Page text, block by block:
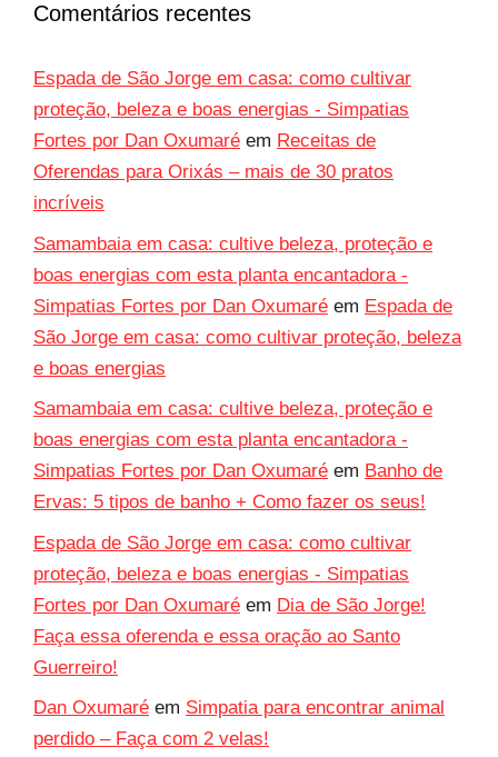
Comentários recentes
Espada de São Jorge em casa: como cultivar
proteção, beleza e boas energias - Simpatias
Fortes por Dan Oxumaré em Receitas de
Oferendas para Orixás – mais de 30 pratos
incríveis
Samambaia em casa: cultive beleza, proteção e
boas energias com esta planta encantadora -
Simpatias Fortes por Dan Oxumaré em Espada de
São Jorge em casa: como cultivar proteção, beleza
e boas energias
Samambaia em casa: cultive beleza, proteção e
boas energias com esta planta encantadora -
Simpatias Fortes por Dan Oxumaré em Banho de
Ervas: 5 tipos de banho + Como fazer os seus!
Espada de São Jorge em casa: como cultivar
proteção, beleza e boas energias - Simpatias
Fortes por Dan Oxumaré em Dia de São Jorge!
Faça essa oferenda e essa oração ao Santo
Guerreiro!
Dan Oxumaré em Simpatia para encontrar animal
perdido – Faça com 2 velas!